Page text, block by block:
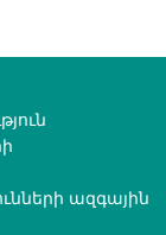
ազգային